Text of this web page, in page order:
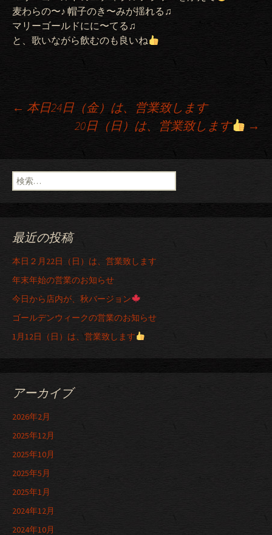
麦わらの〜♪ 帽子のき〜みが揺れる♫
マリーゴールドにに〜てる♫
と、歌いながら飲むのも良いね
投稿ナビゲーション
← 本日24日（金）は、営業致します
20日（日）は、営業致します
→
検索:
最近の投稿
本日２月22日（日）は、営業致します
年末年始の営業のお知らせ
今日から店内が、秋バージョン
ゴールデンウィークの営業のお知らせ
1月12日（日）は、営業致します
アーカイブ
2026年2月
2025年12月
2025年10月
2025年5月
2025年1月
2024年12月
2024年10月